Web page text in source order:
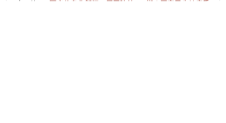
上一篇：
医疗信息化新闻一周回眸第470期｜国家卫生健康委